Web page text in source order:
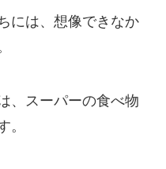
には、想像できなか
、スーパーの食べ物
。